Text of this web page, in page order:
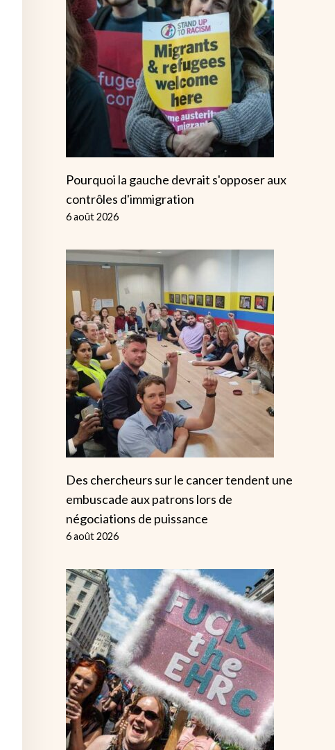
Pourquoi la gauche devrait s'opposer aux
contrôles d'immigration
6 août 2026
Des chercheurs sur le cancer tendent une
embuscade aux patrons lors de
négociations de puissance
6 août 2026